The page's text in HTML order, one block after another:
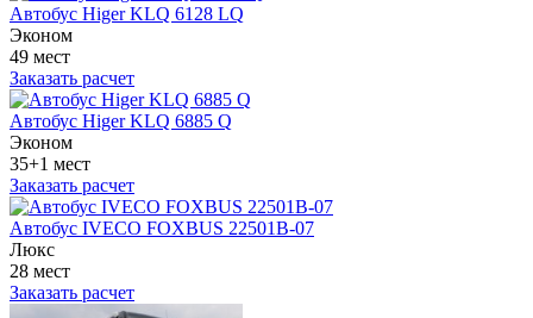
Автобус Higer KLQ 6128 LQ
Эконом
49 мест
Заказать расчет
Автобус Higer KLQ 6885 Q
Эконом
35+1 мест
Заказать расчет
Автобус IVECO FOXBUS 22501В-07
Люкс
28 мест
Заказать расчет